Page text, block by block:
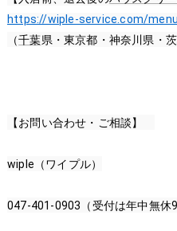
https://wiple-service.com/
（千葉県・東京都・神奈川県・茨
【お問い合わせ・ご相談】
wiple（ワイプル）
047-401-0903（受付は年中無休